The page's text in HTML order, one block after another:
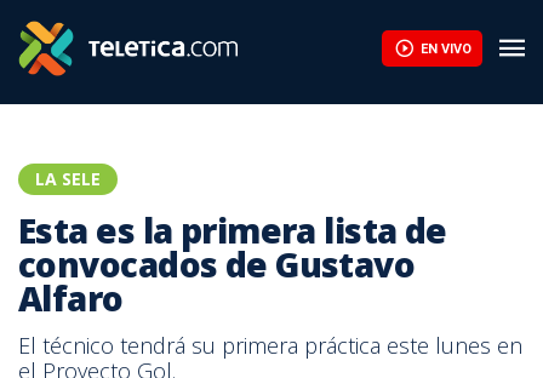
EN VIVO
LA SELE
Esta es la primera lista de
convocados de Gustavo
Alfaro
El técnico tendrá su primera práctica este lunes en
el Proyecto Gol.